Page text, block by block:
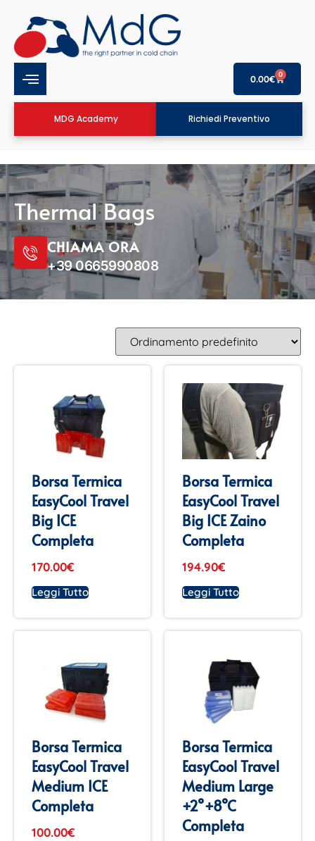
0.00€ 0
MDG Academy Richiedi Preventivo
Thermal Bags
CHIAMA ORA
+39 0665990808
Borsa Termica
EasyCool Travel
Big ICE
Completa
170.00€
Leggi Tutto
Borsa Termica
EasyCool Travel
Big ICE Zaino
Completa
194.90€
Leggi Tutto
Borsa Termica
EasyCool Travel
Medium ICE
Completa
100.00€
Borsa Termica
EasyCool Travel
Medium Large
+2°+8°C
Completa